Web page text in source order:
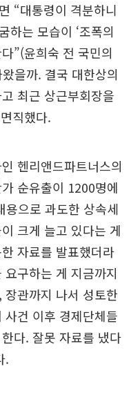
“대통령이 격분하니
하는 모습이 ‘조폭의
”(윤희숙 전 국민의
을까. 결국 대한상의
최근 상근부회장을
직했다.
헨리앤드파트너스의
순유출이 1200명에
용으로 과도한 상속세
크게 늘고 있다는 게
자료를 발표했더라
구하는 게 지금까지
관까지 나서 성토한
건 이후 경제단체들
다. 잘못 자료를 냈다
.